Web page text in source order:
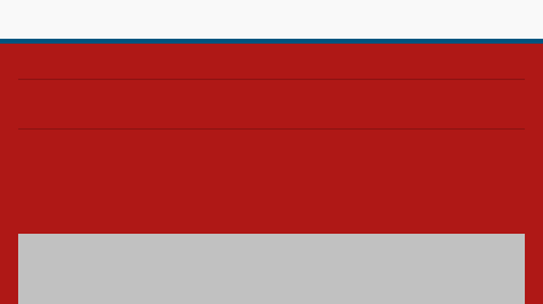
AGORA MACKENZIE RIO - ANO 6